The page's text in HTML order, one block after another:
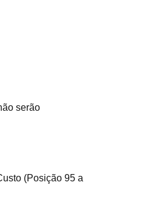
serão
(Posição 95 a